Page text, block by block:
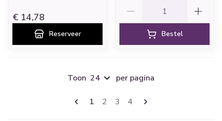
€ 14,78
Reserveer Bestel
Pagina's
U lees momenteel pagina
1 Pagina
2 Pagina
3 Pagina
4
Toon per pagina